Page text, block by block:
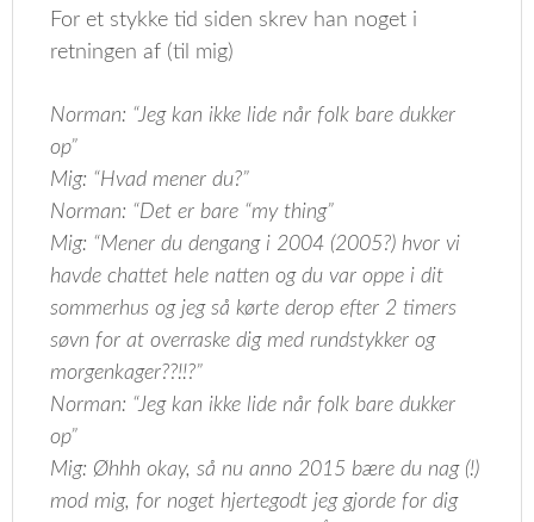
For et stykke tid siden skrev han noget i
retningen af (til mig)
Norman: “Jeg kan ikke lide når folk bare dukker
op”
Mig: “Hvad mener du?”
Norman: “Det er bare “my thing”
Mig: “Mener du dengang i 2004 (2005?) hvor vi
havde chattet hele natten og du var oppe i dit
sommerhus og jeg så kørte derop efter 2 timers
søvn for at overraske dig med rundstykker og
morgenkager??!!?”
Norman: “Jeg kan ikke lide når folk bare dukker
op”
Mig: Øhhh okay, så nu anno 2015 bære du nag (!)
mod mig, for noget hjertegodt jeg gjorde for dig